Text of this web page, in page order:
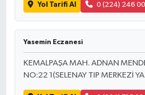
Yol Tarifi Al 0 (224) 246
Yasemin Eczanesi
KEMALPAŞA MAH. ADNAN
NO:22 1(SELENAY TIP MERKEZİ